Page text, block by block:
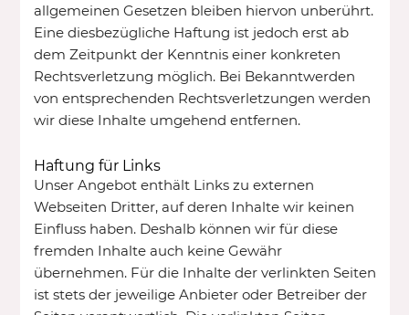
allgemeinen Gesetzen bleiben hiervon unberührt.
Eine diesbezügliche Haftung ist jedoch erst ab
dem Zeitpunkt der Kenntnis einer konkreten
Rechtsverletzung möglich. Bei Bekanntwerden
von entsprechenden Rechtsverletzungen werden
wir diese Inhalte umgehend entfernen.
Haftung für Links
Unser Angebot enthält Links zu externen
Webseiten Dritter, auf deren Inhalte wir keinen
Einfluss haben. Deshalb können wir für diese
fremden Inhalte auch keine Gewähr
übernehmen. Für die Inhalte der verlinkten Seiten
ist stets der jeweilige Anbieter oder Betreiber der